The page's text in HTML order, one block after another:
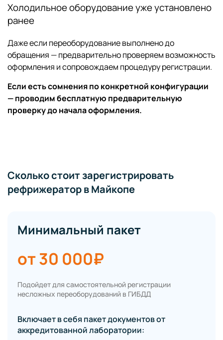
Холодильное оборудование уже установлено
ранее
Даже если переоборудование выполнено до
обращения — предварительно проверяем возможность
оформления и сопровождаем процедуру регистрации.
Если есть сомнения по конкретной конфигурации
— проводим бесплатную предварительную
проверку до начала оформления.
Сколько стоит зарегистрировать
рефрижератор в Майкопе
Минимальный пакет
от 30 000₽
Подойдет для самостоятельной регистрации
несложных переоборудований в ГИБДД
Включает в себя пакет документов от
аккредитованной лаборатории: